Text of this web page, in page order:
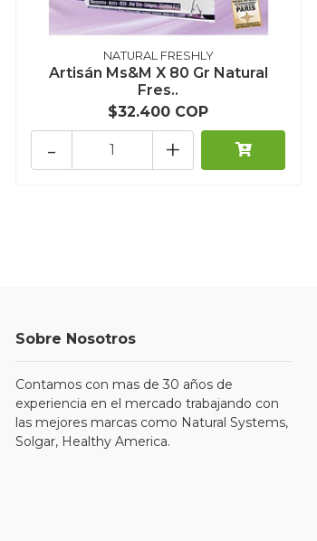
NATURAL FRESHLY
Artisán Ms&M X 80 Gr Natural
Fres..
$32.400 COP
+
-
Sobre Nosotros
Contamos con mas de 30 años de
experiencia en el mercado trabajando con
las mejores marcas como Natural Systems,
Solgar, Healthy America.